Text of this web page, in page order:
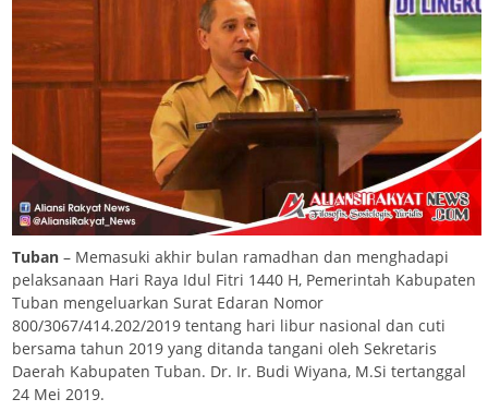
Tuban – Memasuki akhir bulan ramadhan dan menghadapi
pelaksanaan Hari Raya Idul Fitri 1440 H, Pemerintah Kabupaten
Tuban mengeluarkan Surat Edaran Nomor
800/3067/414.202/2019 tentang hari libur nasional dan cuti
bersama tahun 2019 yang ditanda tangani oleh Sekretaris
Daerah Kabupaten Tuban. Dr. Ir. Budi Wiyana, M.Si tertanggal
24 Mei 2019.